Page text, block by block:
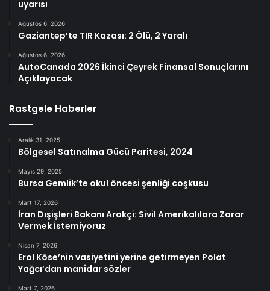
uyarısı
Ağustos 6, 2026
Gaziantep’te TIR Kazası: 2 Ölü, 2 Yaralı
Ağustos 6, 2026
AutoCanada 2026 İkinci Çeyrek Finansal Sonuçlarını
Açıklayacak
Rastgele Haberler
Aralık 31, 2025
Bölgesel Satınalma Gücü Paritesi, 2024
Mayıs 29, 2025
Bursa Gemlik’te okul öncesi şenliği coşkusu
Mart 17, 2026
İran Dışişleri Bakanı Arakçi: Sivil Amerikalılara Zarar
Vermek İstemiyoruz
Nisan 7, 2026
Erol Köse’nin vasiyetini yerine getirmeyen Polat
Yağcı’dan manidar sözler
Mart 7, 2026